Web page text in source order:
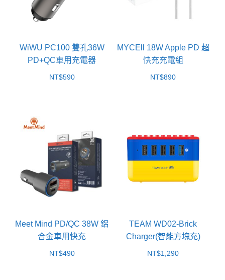
WiWU PC100 雙孔36W
PD+QC車用充電器
NT$590
MYCEll 18W Apple PD 超
快充充電組
NT$890
Meet Mind PD/QC 38W 鋁
合金車用快充
NT$490
TEAM WD02-Brick
Charger(智能方塊充)
NT$1,290